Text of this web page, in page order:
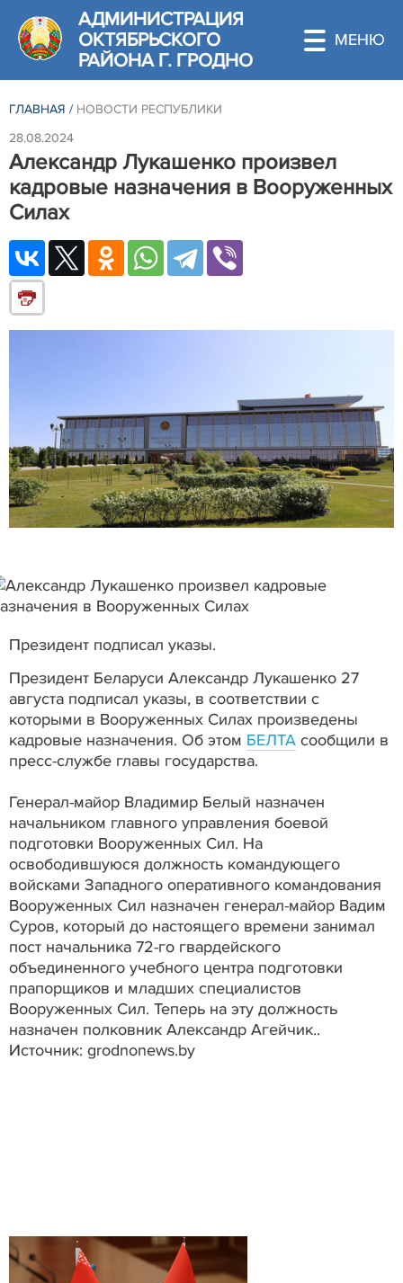
АДМИНИСТРАЦИЯ
ОКТЯБРЬСКОГО
РАЙОНА Г. ГРОДНО
ГЛАВНАЯ / НОВОСТИ РЕСПУБЛИКИ
28.08.2024
Александр Лукашенко произвел
кадровые назначения в Вооруженных
Силах
Президент подписал указы.
Президент Беларуси Александр Лукашенко 27
августа подписал указы, в соответствии с
которыми в Вооруженных Силах произведены
кадровые назначения. Об этом БЕЛТА сообщили в
пресс-службе главы государства.
Генерал-майор Владимир Белый назначен
начальником главного управления боевой
подготовки Вооруженных Сил. На
освободившуюся должность командующего
войсками Западного оперативного командования
Вооруженных Сил назначен генерал-майор Вадим
Суров, который до настоящего времени занимал
пост начальника 72-го гвардейского
объединенного учебного центра подготовки
прапорщиков и младших специалистов
Вооруженных Сил. Теперь на эту должность
назначен полковник Александр Агейчик..
Источник: grodnonews.by